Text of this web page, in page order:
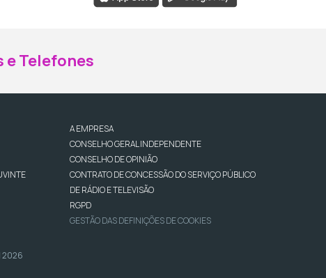
e Telefones
A EMPRESA
CONSELHO GERAL INDEPENDENTE
CONSELHO DE OPINIÃO
CONTRATO DE CONCESSÃO DO SERVIÇO PÚBLICO
DE RÁDIO E TELEVISÃO
RGPD
GESTÃO DAS DEFINIÇÕES DE COOKIES
2026